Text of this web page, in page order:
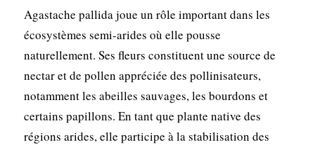
Agastache pallida joue un rôle important dans les
écosystèmes semi-arides où elle pousse
naturellement. Ses fleurs constituent une source de
nectar et de pollen appréciée des pollinisateurs,
notamment les abeilles sauvages, les bourdons et
certains papillons. En tant que plante native des
régions arides, elle participe à la stabilisation des